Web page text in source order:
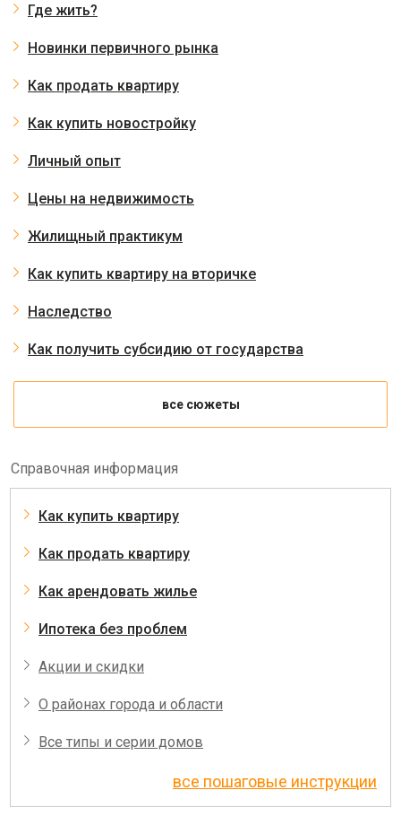
Где жить?
Новинки первичного рынка
Как продать квартиру
Как купить новостройку
Личный опыт
Цены на недвижимость
Жилищный практикум
Как купить квартиру на вторичке
Наследство
Как получить субсидию от государства
все сюжеты
Справочная информация
Как купить квартиру
Как продать квартиру
Как арендовать жилье
Ипотека без проблем
Акции и скидки
О районах города и области
Все типы и серии домов
все пошаговые инструкции